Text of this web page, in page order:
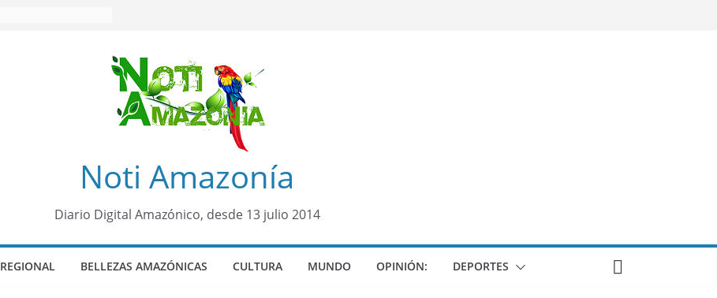
Noti Amazonía
Diario Digital Amazónico, desde 13 julio 2014
REGIONAL BELLEZAS AMAZÓNICAS CULTURA MUNDO OPINIÓN: DEPORTES